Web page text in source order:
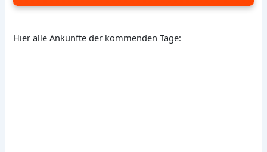
Hier alle Ankünfte der kommenden Tage: